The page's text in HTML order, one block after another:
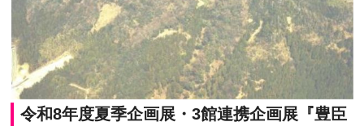
令和8年度夏季企画展・3館連携企画展『豊臣